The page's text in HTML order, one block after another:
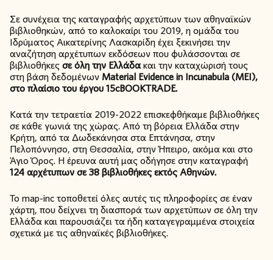
Σε συνέχεια της καταγραφής αρχετύπων των αθηναϊκών
βιβλιοθηκών, από το καλοκαίρι του 2019, η ομάδα του
Ιδρύματος Αικατερίνης Λασκαρίδη έχει ξεκινήσει την
αναζήτηση αρχέτυπων εκδόσεων που φυλάσσονται σε
βιβλιοθήκεςσε όλη την Ελλάδακαι την καταχώρισή τους
στη βάση δεδομένων Material Evidence in Incunabula (MEI),
στο πλαίσιο του έργου 15cBOOKTRADE.
Κατά την τετραετία 2019-2022 επισκεφθήκαμε βιβλιοθήκες
σε κάθε γωνιά της χώρας. Από τη βόρεια Ελλάδα στην
Κρήτη, από τα Δωδεκάνησα στα Επτάνησα, στην
Πελοπόννησο, στη Θεσσαλία, στην Ήπειρο, ακόμα και στο
Άγιο Όρος. Η έρευνα αυτή μας οδήγησε στην καταγραφή
124 αρχέτυπων σε 38 βιβλιοθήκες εκτός Αθηνών.
Το map-inc τοποθετείόλεςαυτέςτιςπληροφορίεςσεέναν
χάρτη, πουδείχνειτηδιασποράτωναρχετύπωνσεόλητην
Ελλάδακαιπαρουσιάζειταήδηκαταγεγραμμέναστοιχεία
σχετικάμετιςαθηναϊκέςβιβλιοθήκες.